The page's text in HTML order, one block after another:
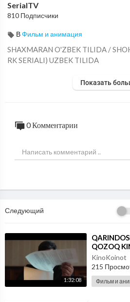
SerialTV
810 Подписчики
ВФильм и анимация
⁣⁣SHAXMARAN O'ZBEK TILIDA /
RK SERIALI) UZBEK TILIDA
Показать
0 Комментарии
Следующий
1:32:08
QOZOQ
KinoKoinot
215
Фильм и